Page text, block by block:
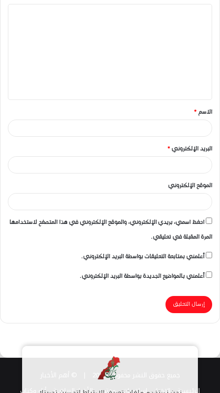
ق
*
الاسم *
البريد الإلكتروني *
الموقع الإلكتروني
احفظ اسمي، بريدي الإلكتروني، والموقع الإلكتروني في هذا المتصفح لاستخدامها
المرة المقبلة في تعليقي.
أعلمني بمتابعة التعليقات بواسطة البريد الإلكتروني.
أعلمني بالمواضيع الجديدة بواسطة البريد الإلكتروني.
جميع حقوق النشر محفوظة 2026 |